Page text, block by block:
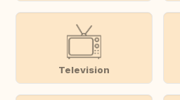
Television